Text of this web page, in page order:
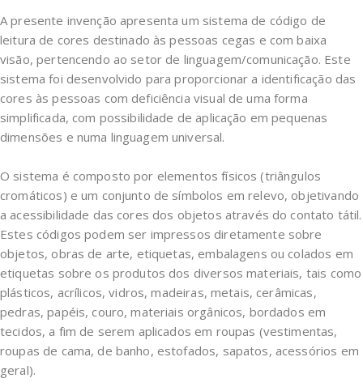
A presente invenção apresenta um sistema de código de
leitura de cores destinado às pessoas cegas e com baixa
visão, pertencendo ao setor de linguagem/comunicação. Este
sistema foi desenvolvido para proporcionar a identificação das
cores às pessoas com deficiência visual de uma forma
simplificada, com possibilidade de aplicação em pequenas
dimensões e numa linguagem universal.
O sistema é composto por elementos físicos (triângulos
cromáticos) e um conjunto de símbolos em relevo, objetivando
a acessibilidade das cores dos objetos através do contato tátil.
Estes códigos podem ser impressos diretamente sobre
objetos, obras de arte, etiquetas, embalagens ou colados em
etiquetas sobre os produtos dos diversos materiais, tais como
plásticos, acrílicos, vidros, madeiras, metais, cerâmicas,
pedras, papéis, couro, materiais orgânicos, bordados em
tecidos, a fim de serem aplicados em roupas (vestimentas,
roupas de cama, de banho, estofados, sapatos, acessórios em
geral).